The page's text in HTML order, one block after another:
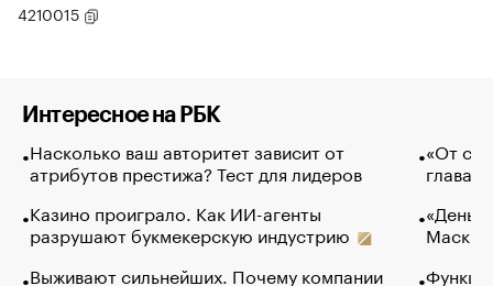
4210015
Интересное на РБК
Насколько ваш авторитет зависит от
атрибутов престижа? Тест для лидеров
Казино проиграло. Как ИИ-агенты
разрушают букмекерскую индустрию
Выживают сильнейших. Почему компании
«От
глава
Маск в